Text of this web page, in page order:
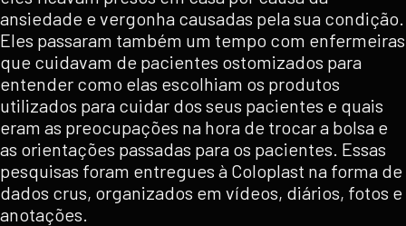
ansiedade e vergonha causadas pela sua condição.
Eles passaram também um tempo com enfermeiras
que cuidavam de pacientes ostomizados para
entender como elas escolhiam os produtos
utilizados para cuidar dos seus pacientes e quais
eram as preocupações na hora de trocar a bolsa e
as orientações passadas para os pacientes. Essas
pesquisas foram entregues à Coloplast na forma de
dados crus, organizados em vídeos, diários, fotos e
anotações.